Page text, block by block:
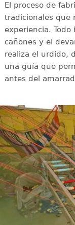
El proceso de
tradicionales que
experiencia.
cañones y el
realiza el urdido,
una guía que
antes del